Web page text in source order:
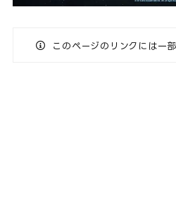
このページのリンクには一